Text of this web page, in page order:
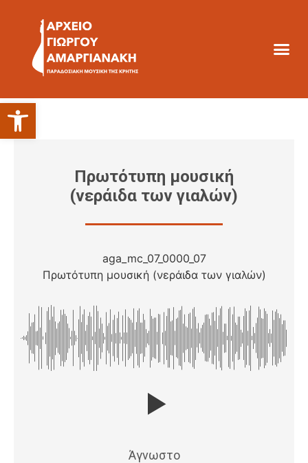
Ανοίξτε τη γραμμή εργαλείων
Πρωτότυπη μουσική
(νεράιδα των γιαλών)
aga_mc_07_0000_07
Πρωτότυπη μουσική (νεράιδα των γιαλών)
Άγνωστο